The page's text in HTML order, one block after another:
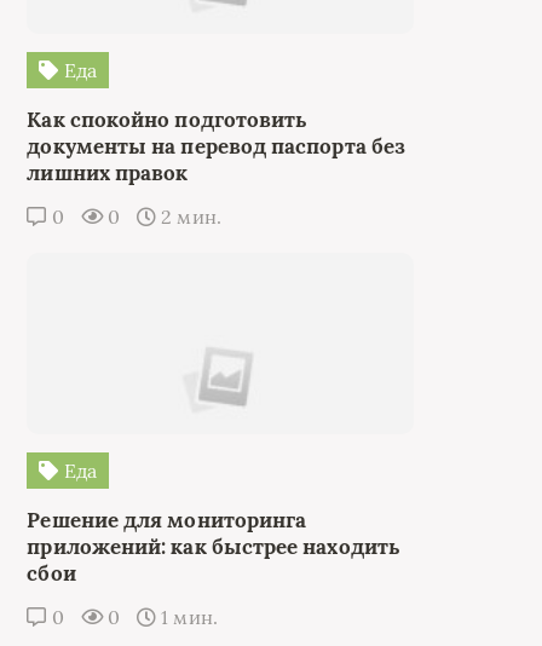
Еда
Как спокойно подготовить
документы на перевод паспорта без
лишних правок
0 0 2 мин.
Еда
Решение для мониторинга
приложений: как быстрее находить
сбои
0 0 1 мин.